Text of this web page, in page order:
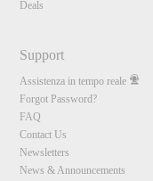
Deals
Support
Assistenza in tempo reale
Forgot Password?
FAQ
Contact Us
Newsletters
News & Announcements